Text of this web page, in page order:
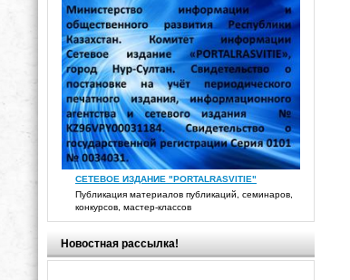
СЕТЕВОЕ ИЗДАНИЕ "PORTALRASVITIE"
Публикация материалов публикаций, семинаров,
конкурсов, мастер-классов
Новостная рассылка!